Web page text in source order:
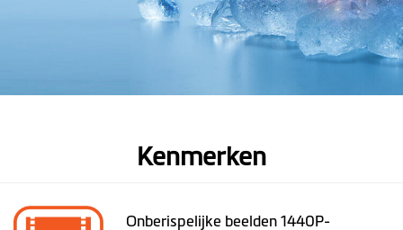
Kenmerken
Onberispelijke beelden 1440P-